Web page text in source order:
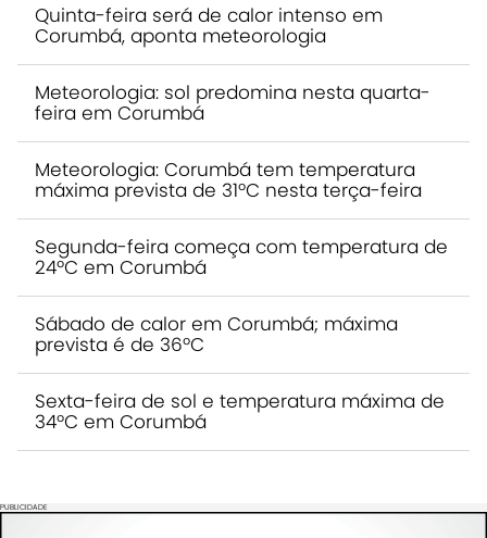
Quinta-feira será de calor intenso em
Corumbá, aponta meteorologia
Meteorologia: sol predomina nesta quarta-
feira em Corumbá
Meteorologia: Corumbá tem temperatura
máxima prevista de 31ºC nesta terça-feira
Segunda-feira começa com temperatura de
24ºC em Corumbá
Sábado de calor em Corumbá; máxima
prevista é de 36ºC
Sexta-feira de sol e temperatura máxima de
34ºC em Corumbá
PUBLICIDADE